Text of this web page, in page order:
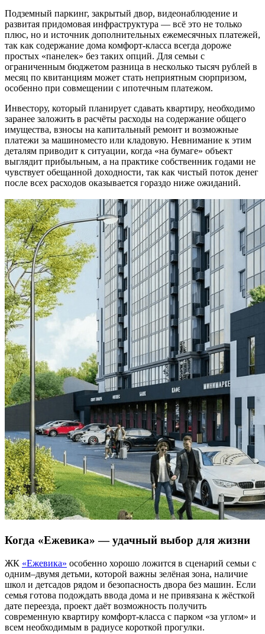
Подземный паркинг, закрытый двор, видеонаблюдение и
развитая придомовая инфраструктура — всё это не только
плюс, но и источник дополнительных ежемесячных платежей,
так как содержание дома комфорт-класса всегда дороже
простых «панелек» без таких опций. Для семьи с
ограниченным бюджетом разница в несколько тысяч рублей в
месяц по квитанциям может стать неприятным сюрпризом,
особенно при совмещении с ипотечным платежом.
Инвестору, который планирует сдавать квартиру, необходимо
заранее заложить в расчёты расходы на содержание общего
имущества, взносы на капитальный ремонт и возможные
платежи за машиноместо или кладовую. Невнимание к этим
деталям приводит к ситуации, когда «на бумаге» объект
выглядит прибыльным, а на практике собственник годами не
чувствует обещанной доходности, так как чистый поток денег
после всех расходов оказывается гораздо ниже ожиданий.
Когда «Ежевика» — удачный выбор для жизни
ЖК «Ежевика» особенно хорошо ложится в сценарий семьи с
одним–двумя детьми, которой важны зелёная зона, наличие
школ и детсадов рядом и безопасность двора без машин. Если
семья готова подождать ввода дома и не привязана к жёсткой
дате переезда, проект даёт возможность получить
современную квартиру комфорт-класса с парком «за углом» и
всем необходимым в радиусе короткой прогулки.